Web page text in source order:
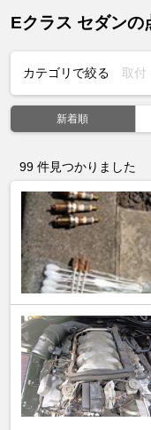
Eクラス セダンの
カテゴリで絞る 取付
新着順
99 件見つかりました